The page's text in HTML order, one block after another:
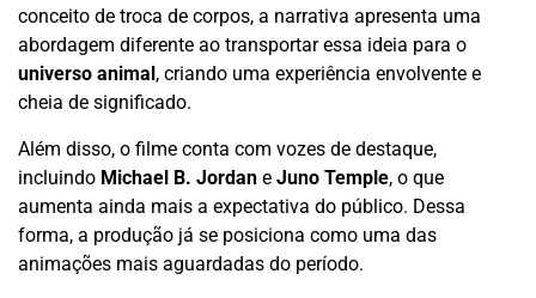
conceito de troca de corpos, a narrativa apresenta uma
abordagem diferente ao transportar essa ideia para o
universo animal, criando uma experiência envolvente e
cheia de significado.
Além disso, o filme conta com vozes de destaque,
incluindo Michael B. Jordan e Juno Temple, o que
aumenta ainda mais a expectativa do público. Dessa
forma, a produção já se posiciona como uma das
animações mais aguardadas do período.